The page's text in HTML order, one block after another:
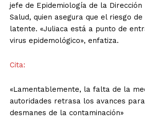
jefe de Epidemiología de la Dirección
Salud, quien asegura que el riesgo
latente. «Juliaca está a punto de
virus epidemológico», enfatiza.
Cita:
«Lamentablemente, la falta de la
autoridades retrasa los avances
desmanes de la contaminación»